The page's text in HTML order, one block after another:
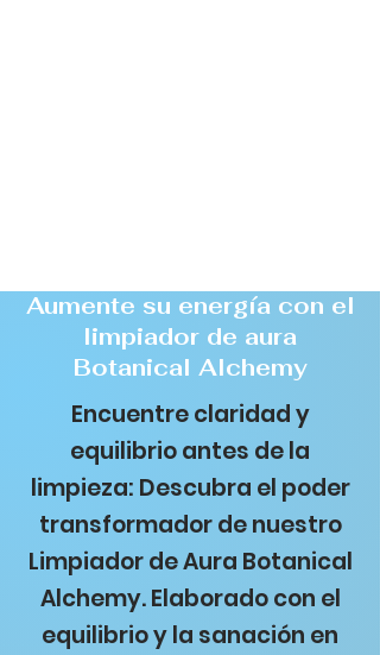
Aumente su energía con el
limpiador de aura
Botanical Alchemy
Encuentre claridad y
equilibrio antes de la
limpieza: Descubra el poder
transformador de nuestro
Limpiador de Aura Botanical
Alchemy. Elaborado con el
equilibrio y la sanación en